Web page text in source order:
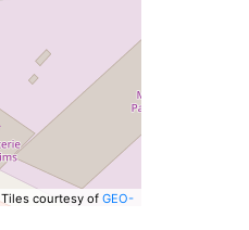
Tiles courtesy of GEO-